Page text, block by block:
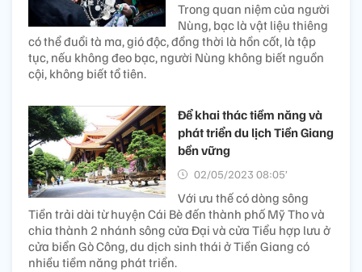
Trong quan niệm của người
Nùng, bạc là vật liệu thiêng
có thể đuổi tà ma, gió độc, đồng thời là hồn cốt, là tập
tục, nếu không đeo bạc, người Nùng không biết nguồn
cội, không biết tổ tiên.
Để khai thác tiềm năng và
phát triển du lịch Tiền Giang
bền vững
02/05/2023 08:05’
Với ưu thế có dòng sông
Tiền trải dài từ huyện Cái Bè đến thành phố Mỹ Tho và
chia thành 2 nhánh sông cửa Đại và cửa Tiểu hợp lưu ở
cửa biển Gò Công, du dịch sinh thái ở Tiền Giang có
nhiều tiềm năng phát triển.